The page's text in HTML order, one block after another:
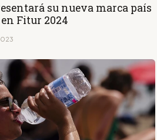
su nueva marca país
Fitur 2024